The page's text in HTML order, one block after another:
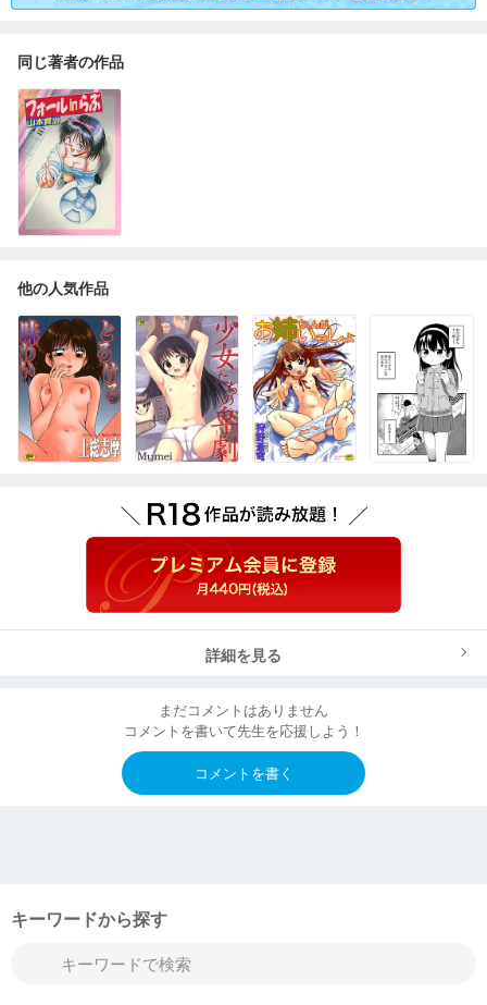
同じ著者の作品
他の人気作品
詳細を見る
まだコメントはありません
コメントを書いて先生を応援しよう！
コメントを書く
キーワードから探す